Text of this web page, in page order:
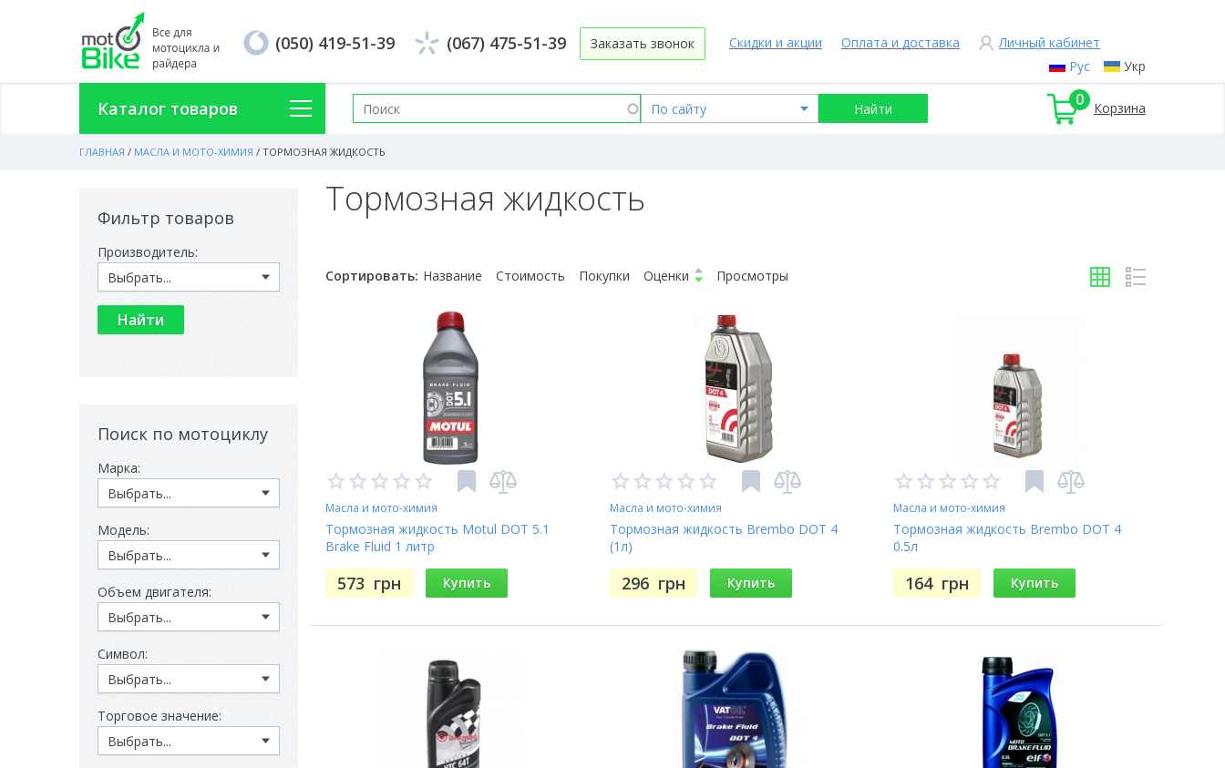
Рус Укр
Скидки и акции Оплата и доставка Личный кабинет
(050) 419-51-39 (067) 475-51-39 Заказать звонок
Каталог товаров 0 Корзина
ГЛАВНАЯ / МАСЛА И МОТО-ХИМИЯ / ТОРМОЗНАЯ ЖИДКОСТЬ
Тормозная жидкость
Сортировать: Название Стоимость Покупки Оценки Просмотры
Масла и мото-химия
Тормозная жидкость Motul DOT 5.1
Brake Fluid 1 литр
573 грн Купить
Масла и мото-химия
Тормозная жидкость Brembo DOT 4
(1л)
296 грн Купить
Масла и мото-химия
Тормозная жидкость Brembo DOT 4
0.5л
164 грн Купить
Фильтр товаров
Производитель:
Поиск по мотоциклу
Марка:
Модель:
Объем двигателя:
Символ:
Торговое значение: